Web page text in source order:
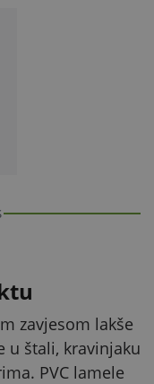
zavjesom lakše
u štali, kravinjaku
PVC lamele